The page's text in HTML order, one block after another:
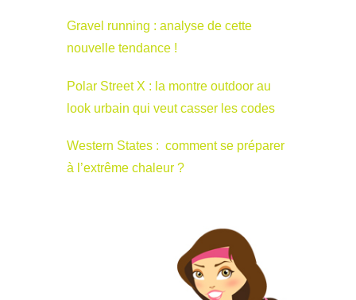
Gravel running : analyse de cette
nouvelle tendance !
Polar Street X : la montre outdoor au
look urbain qui veut casser les codes
Western States : comment se préparer
à l’extrême chaleur ?